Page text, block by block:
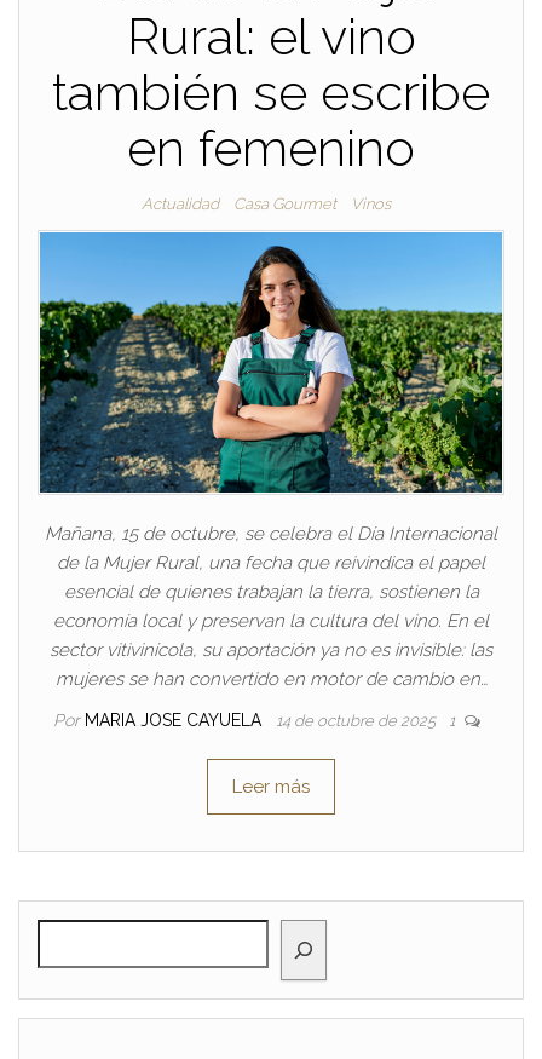
Rural: el vino
también se escribe
en femenino
Actualidad Casa Gourmet Vinos
Mañana, 15 de octubre, se celebra el Día Internacional
de la Mujer Rural, una fecha que reivindica el papel
esencial de quienes trabajan la tierra, sostienen la
economía local y preservan la cultura del vino. En el
sector vitivinícola, su aportación ya no es invisible: las
mujeres se han convertido en motor de cambio en…
Por MARIA JOSE CAYUELA 14 de octubre de 2025 1
Leer más